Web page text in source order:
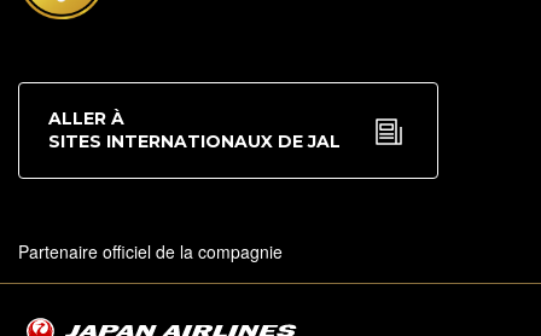
ALLER À
SITES INTERNATIONAUX DE JAL
Partenaire officiel de la compagnie